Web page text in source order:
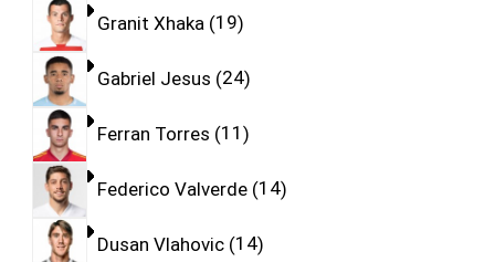
Granit Xhaka 19
Gabriel Jesus 24
Ferran Torres 11
Federico Valverde 14
Dusan Vlahovic 14